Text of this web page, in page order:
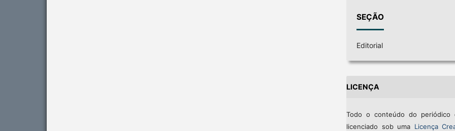
SEÇÃO
Editorial
LICENÇA
Todo o conteúdo do periódico
licenciado sob uma Licença